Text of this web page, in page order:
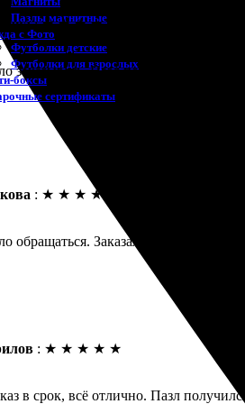
Пазлы магнитные
с Фото
Футболки детские
Футболки для взрослых
боксы
сертификаты
: ★ ★ ★ ★ ★
заказывать. Пазл получился
: ★ ★ ★ ★
обращаться. Заказала пазлы,
: ★ ★ ★ ★ ★
в срок, всё отлично. Пазл